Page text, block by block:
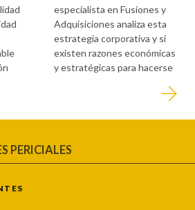
especialista en Fusiones y
Adquisiciones analiza esta
estrategia corporativa y si
existen razones económicas
y estratégicas para hacerse
PERICIALES